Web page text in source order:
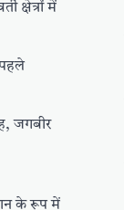
क्षेत्रों में
जगबीर
के रूप में